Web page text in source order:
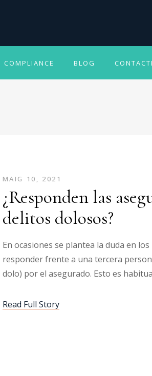
COMPLIANCE BLOG
MAIG 10, 2021
¿Responden las
delitos dolosos?
En ocasiones se plantea la duda en
responder frente a una tercera
dolo) por el asegurado. Esto es
Read Full Story